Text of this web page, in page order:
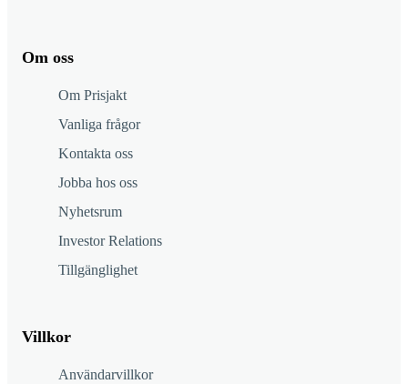
Om oss
Om Prisjakt
Vanliga frågor
Kontakta oss
Jobba hos oss
Nyhetsrum
Investor Relations
Tillgänglighet
Villkor
Användarvillkor